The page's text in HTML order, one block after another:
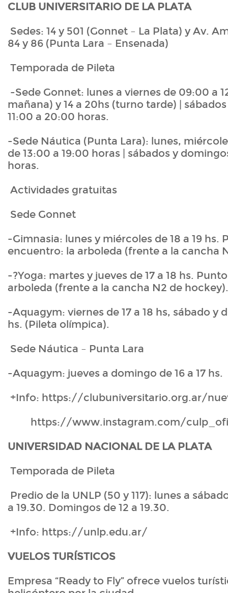
CLUB UNIVERSITARIO DE LA PLATA
Sedes: 14 y 501 (Gonnet – La Plata) y Av.
84 y 86 (Punta Lara – Ensenada)
Temporada de Pileta
-Sede Gonnet: lunes a viernes de 09:00 a
mañana) y 14 a 20hs (turno tarde) |
11:00 a 20:00 horas.
-Sede Náutica (Punta Lara): lunes,
de 13:00 a 19:00 horas | sábados y
horas.
Actividades gratuitas
Sede Gonnet
-Gimnasia: lunes y miércoles de 18 a 19 hs.
encuentro: la arboleda (frente a la cancha
-?Yoga: martes y jueves de 17 a 18 hs.
arboleda (frente a la cancha N2 de hockey).
-Aquagym: viernes de 17 a 18 hs, sábado y
hs. (Pileta olímpica).
Sede Náutica – Punta Lara
-Aquagym: jueves a domingo de 16 a 17 hs.
+Info: https://clubuniversitario.org.ar/
https://www.instagram.com/
UNIVERSIDAD NACIONAL DE LA PLATA
Temporada de Pileta
Predio de la UNLP (50 y 117): lunes a
a 19.30. Domingos de 12 a 19.30.
+Info: https://unlp.edu.ar/
VUELOS TURÍSTICOS
Empresa “Ready to Fly” ofrece vuelos